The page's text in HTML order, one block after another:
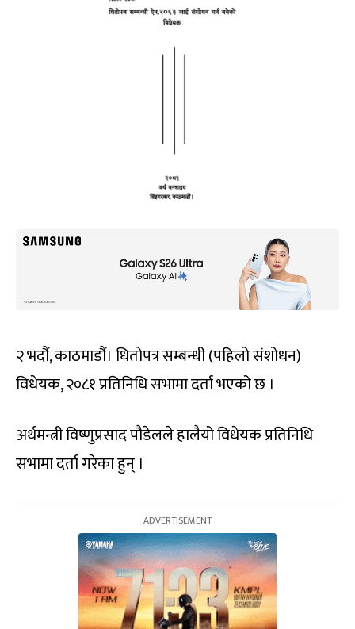
२ भदौं, काठमाडौं। धितोपत्र सम्बन्धी (पहिलो संशोधन)
विधेयक, २०८१ प्रतिनिधि सभामा दर्ता भएको छ ।
अर्थमन्त्री विष्णुप्रसाद पौडेलले हालैयो विधेयक प्रतिनिधि
सभामा दर्ता गरेका हुन् ।